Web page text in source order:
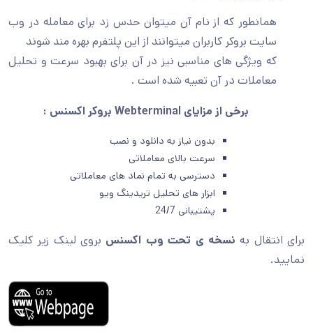
که از نام آن میتوان حدس زد برای معامله در وب
بروکر کاربران میتوانند از این پلتفرم بهره مند شوند
ویژگی های مناسبی نیز در آن برای بهبود سرعت و تحلیل
در آن تعبیه شده است .
برخی از مزایای Webterminal بروکر اکسنس :
بدون نیاز به دانلود و نصب
سرعت بالای معاملاتی
دسترسی به تمام نماد های معاملاتی
ابزار های تحلیل تریدینگ ویو
پشتیبانی 24/7
بهنسخه ی تحت وب اکسنس بروی لینک زیر کلیک